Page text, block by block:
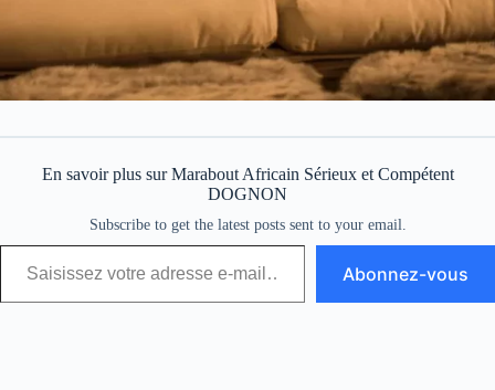
En savoir plus sur Marabout Africain Sérieux et Compétent
DOGNON
Subscribe to get the latest posts sent to your email.
Abonnez-vous